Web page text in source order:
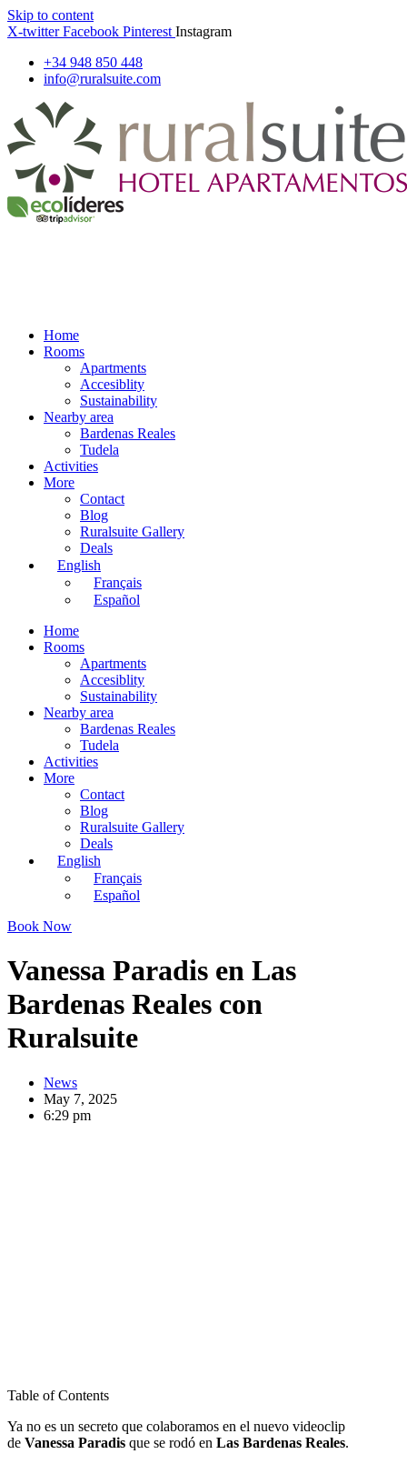
Skip to content
X-twitter Facebook Pinterest Instagram
+34 948 850 448
info@ruralsuite.com
Home
Rooms
Apartments
Accesiblity
Sustainability
Nearby area
Bardenas Reales
Tudela
Activities
More
Contact
Blog
Ruralsuite Gallery
Deals
English
Français
Español
Home
Rooms
Apartments
Accesiblity
Sustainability
Nearby area
Bardenas Reales
Tudela
Activities
More
Contact
Blog
Ruralsuite Gallery
Deals
English
Français
Español
Book Now
Vanessa Paradis en Las
Bardenas Reales con
Ruralsuite
News
May 7, 2025
6:29 pm
Table of Contents
Ya no es un secreto que colaboramos en el nuevo videoclip
de Vanessa Paradis que se rodó en Las Bardenas Reales.